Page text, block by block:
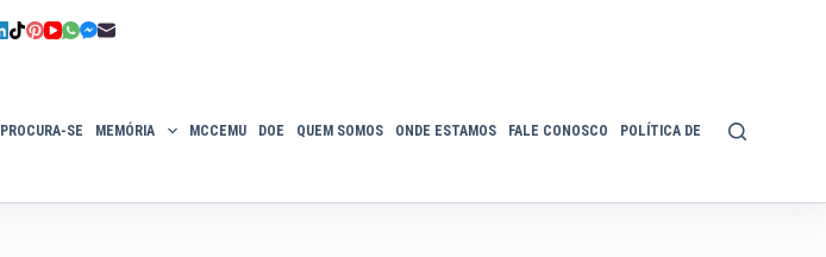
PROCURA-SE MEMÓRIA MCCEMU DOE QUEM SOMOS ONDE ESTAMOS FALE CONOSCO POLÍTICA DE PRIVACIDADE